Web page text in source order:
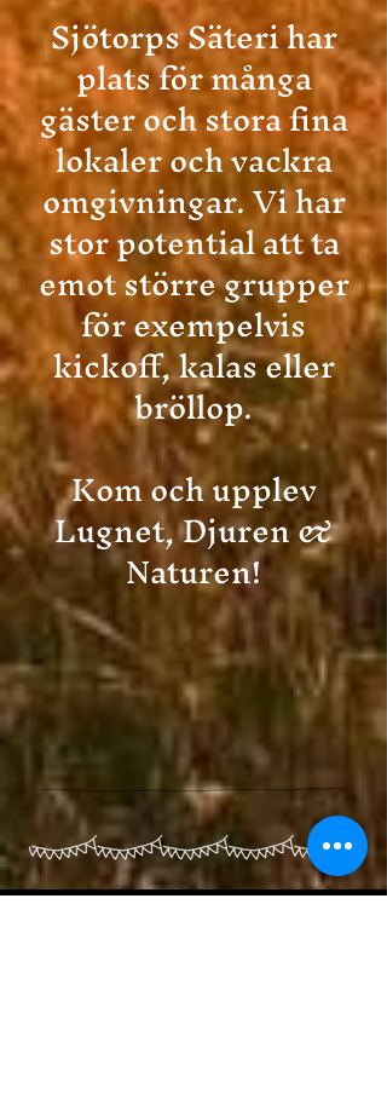
Sjötorps Säteri har
plats för många
gäster och stora fina
lokaler och vackra
omgivningar. Vi har
stor potential att ta
emot större grupper
för exempelvis
kickoff, kalas eller
bröllop.
Kom och upplev
Lugnet, Djuren &
Naturen!